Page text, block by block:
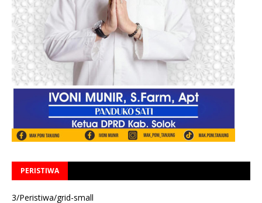
PERISTIWA
3/Peristiwa/grid-small